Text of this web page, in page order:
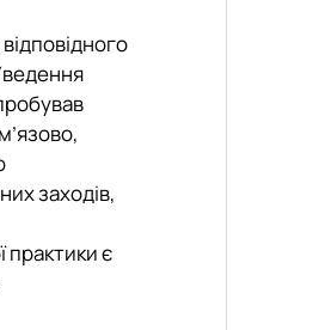
заходів,
практики є